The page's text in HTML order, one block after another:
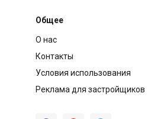
Общее
О нас
Контакты
Условия использования
Реклама для застройщиков